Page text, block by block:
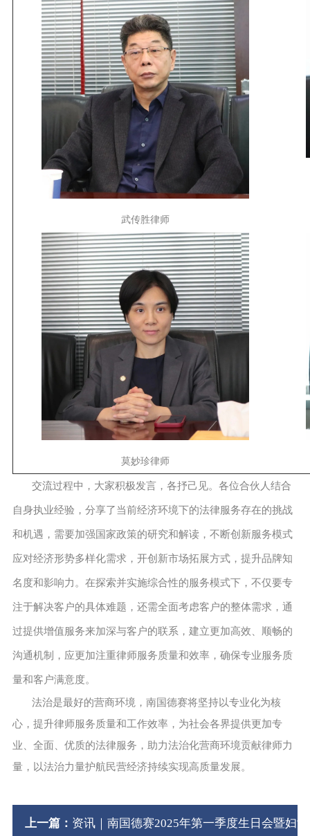
武传胜律师
莫妙珍律师
交流过程中，大家积极发言，各抒己见。各位合伙人结合
自身执业经验，分享了当前经济环境下的法律服务存在的挑战
和机遇，需要加强国家政策的研究和解读，不断创新服务模式
应对经济形势多样化需求，开创新市场拓展方式，提升品牌知
名度和影响力。在探索并实施综合性的服务模式下，不仅要专
注于解决客户的具体难题，还需全面考虑客户的整体需求，通
过提供增值服务来加深与客户的联系，建立更加高效、顺畅的
沟通机制，应更加注重律师服务质量和效率，确保专业服务质
量和客户满意度。
法治是最好的营商环境，南国德赛将坚持以专业化为核
心，提升律师服务质量和工作效率，为社会各界提供更加专
业、全面、优质的法律服务，助力法治化营商环境贡献律师力
量，以法治力量护航民营经济持续实现高质量发展。
上一篇： 资讯｜南国德赛2025年第一季度生日会暨妇